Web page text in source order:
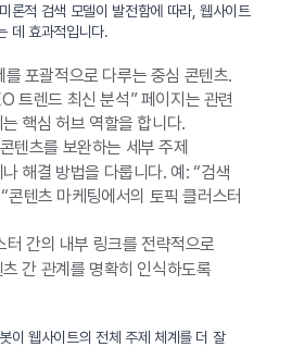
론적 검색 모델이 발전함에 따라, 웹사이트
데 효과적입니다.
포괄적으로 다루는 중심 콘텐츠.
트렌드 최신 분석” 페이지는 관련
핵심 허브 역할을 합니다.
텐츠를 보완하는 세부 주제
해결 방법을 다룹니다. 예: “검색
콘텐츠 마케팅에서의 토픽 클러스터
간의 내부 링크를 전략적으로
간 관계를 명확히 인식하도록
이 웹사이트의 전체 주제 체계를 더 잘